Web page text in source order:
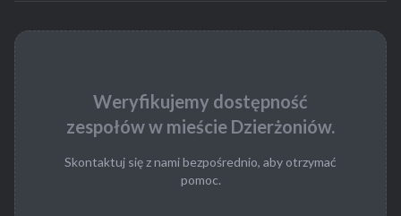
Weryfikujemy dostępność
zespołów w mieście Dzierżoniów.
Skontaktuj się z nami bezpośrednio, aby otrzymać
pomoc.